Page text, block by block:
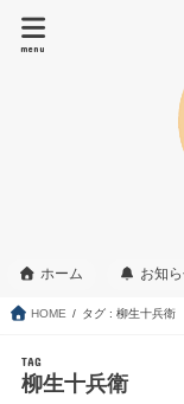
menu
ホーム お知
HOME タグ : 柳生十兵衛
TAG
柳生十兵衛